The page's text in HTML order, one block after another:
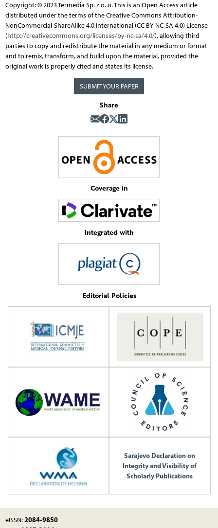
Copyright: © 2023 Termedia Sp. z o. o. This is an Open Access article
distributed under the terms of the Creative Commons Attribution-
NonCommercial-ShareAlike 4.0 International (CC BY-NC-SA 4.0) License
(http://creativecommons.org/licenses/by-nc-sa/4.0/), allowing third
parties to copy and redistribute the material in any medium or format
and to remix, transform, and build upon the material, provided the
original work is properly cited and states its license.
SUBMIT YOUR PAPER
Share
Coverage in
Integrated with
Editorial Policies
Sarajevo Declaration on
Integrity and Visibility of
Scholarly Publications
eISSN:2084-9850